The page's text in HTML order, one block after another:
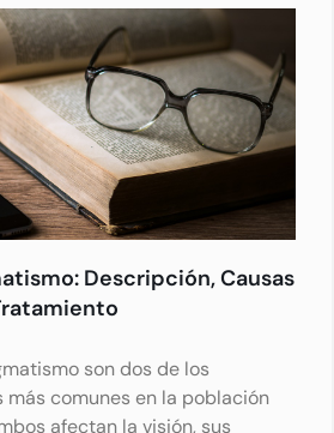
Descripción, Causas
son dos de los
más comunes en la población
afectan la visión, sus